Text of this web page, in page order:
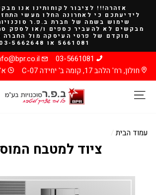
קריאה
אזהרה!!! לציבור לקוחותינו אנו
לידיעתכם כי לאחרונה החלו מעשי
שימוש בשמה של חברת ב.פ.ר
מבקשים לא להעביר כספים ו/או לספק
5661081 או 03-5662648
03-5661081
חולון, רח' הלהב 17, קומה ב' יחידה C-07
א'-
עמוד הבית /
ציוד למטבח